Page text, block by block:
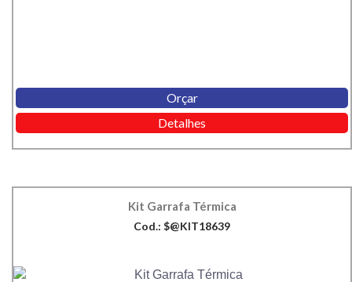
Orçar
Detalhes
Kit Garrafa Térmica
Cod.: $@KIT18639